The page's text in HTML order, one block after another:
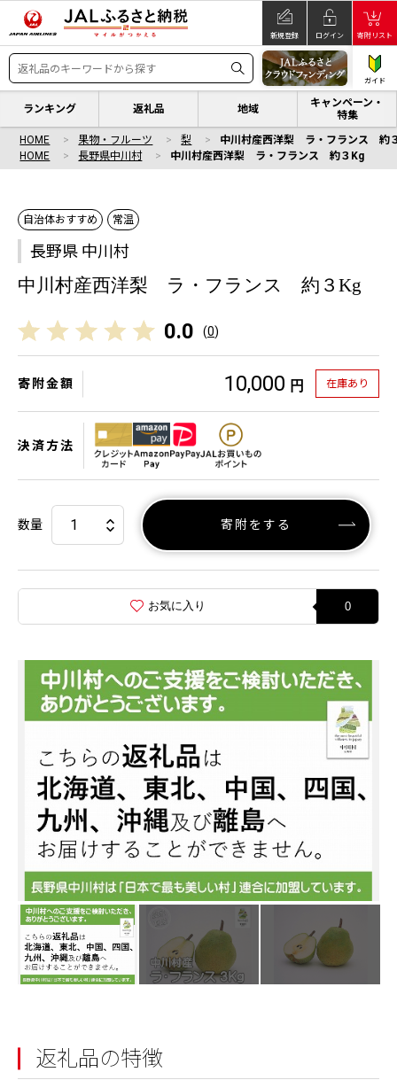
新規登録 ログイン 寄附リスト
ガイド
ランキング 返礼品 地域
キャンペーン・
特集
HOME 果物・フルーツ 梨
中川村産西洋梨 ラ・フランス 約
HOME
長野県中川村 中川村産西洋梨 ラ・フランス 約３Kg
自治体おすすめ 常温
長野県 中川村
中川村産西洋梨 ラ・フランス 約３Kg
0.0 (0)
寄附金額 10,000 円 在庫あり
決済方法
数量 寄附をする
お気に入り 0
返礼品の特徴